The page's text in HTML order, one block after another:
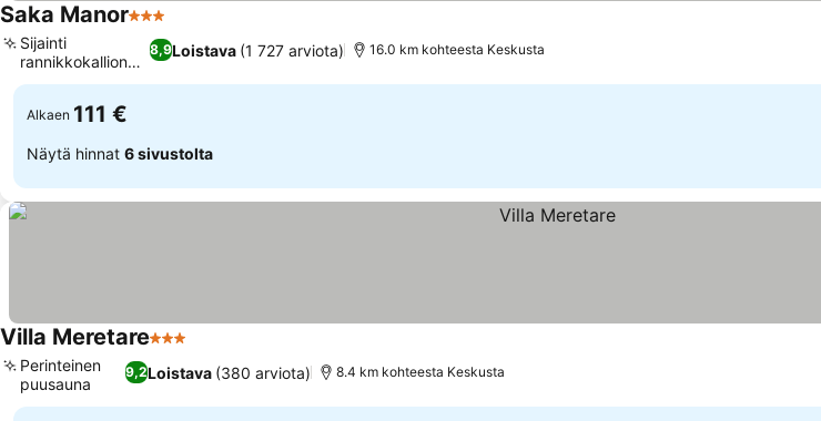
Saka Manor3 Tähtiluokitus
8,9Loistava (1 727 arviota)
Sijainti
rannikkokallion
laella
16.0 km kohteesta Keskusta
Alkaen 111 €
Näytä hinnat 6 sivustolta
Villa Meretare3 Tähtiluokitus
9,2Loistava (380 arviota)
Perinteinen
puusauna
8.4 km kohteesta Keskusta